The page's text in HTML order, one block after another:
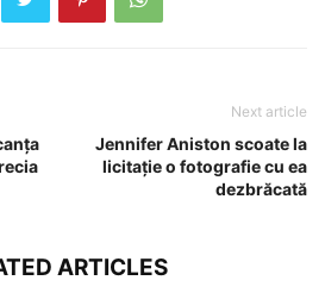
Next article
Jennifer Aniston scoate la
licitație o fotografie cu ea
dezbrăcată
ARTICLES